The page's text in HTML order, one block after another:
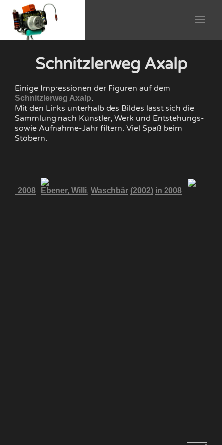
Schnitzlerweg Axalp
Einige Impressionen der Figuren auf dem
Schnitzlerweg Axalp.
Mit den Links unterhalb des Bildes lässt sich die
Sammlung nach Künstler, Werk und Entstehungs-
sowie Aufnahme-Jahr filtern. Viel Spaß beim
Stöbern.
in 2008 Ebener, Willi, Waschbär (2002) in 2008